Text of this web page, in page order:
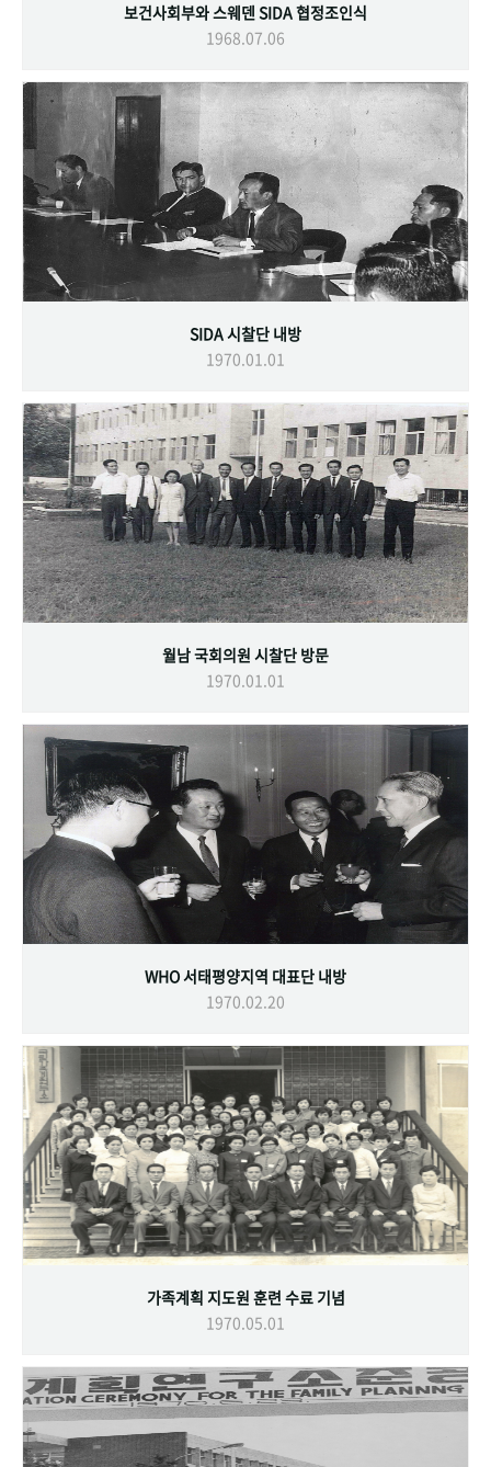
보건사회부와 스웨덴 SIDA 협정조인식
1968.07.06
SIDA 시찰단 내방
1970.01.01
월남 국회의원 시찰단 방문
1970.01.01
WHO 서태평양지역 대표단 내방
1970.02.20
가족계획 지도원 훈련 수료 기념
1970.05.01